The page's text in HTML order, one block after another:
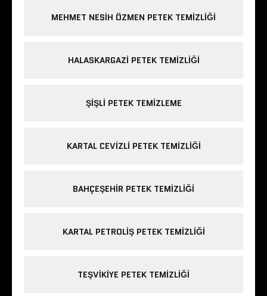
MEHMET NESIH ÖZMEN PETEK TEMIZLIĞI
HALASKARGAZI PETEK TEMIZLIĞI
ŞIŞLI PETEK TEMIZLEME
KARTAL CEVIZLI PETEK TEMIZLIĞI
BAHÇEŞEHIR PETEK TEMIZLIĞI
KARTAL PETROLIŞ PETEK TEMIZLIĞI
TEŞVIKIYE PETEK TEMIZLIĞI